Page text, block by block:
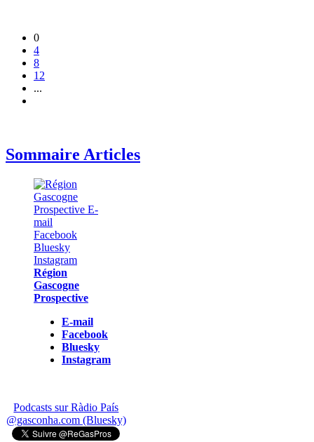
0
4
8
12
...
Sommaire Articles
Région
Gascogne
Prospective
E-mail
Facebook
Bluesky
Instagram
Podcasts sur Ràdio País
@gasconha.com (Bluesky)